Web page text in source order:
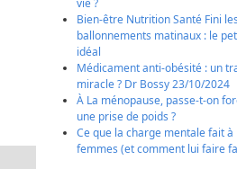
vie ?
Bien-être Nutrition Santé Fini les
ballonnements matinaux : le
idéal
Médicament anti-obésité : un
miracle ? Dr Bossy 23/10/2024
À La ménopause, passe-t-on
une prise de poids ?
Ce que la charge mentale fait à
femmes (et comment lui faire